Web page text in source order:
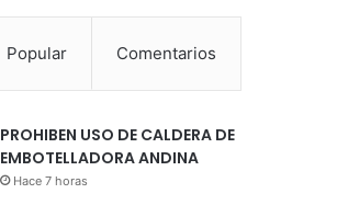
Popular Comentarios
PROHIBEN USO DE CALDERA DE
EMBOTELLADORA ANDINA
Hace 7 horas